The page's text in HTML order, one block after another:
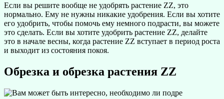
Если вы решите вообще не удобрять растение ZZ, это
нормально. Ему не нужны никакие удобрения. Если вы хотите
его удобрить, чтобы помочь ему немного подрасти, вы можете
это сделать. Если вы хотите удобрить растение ZZ, делайте
это в начале весны, когда растение ZZ вступает в период роста
и выходит из состояния покоя.
Обрезка и обрезка растения ZZ